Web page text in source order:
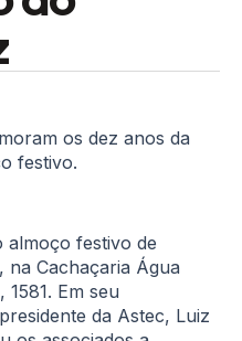
os dez anos da
festivo.
almoço festivo de
na Cachaçaria Água
Em seu
da Astec, Luiz